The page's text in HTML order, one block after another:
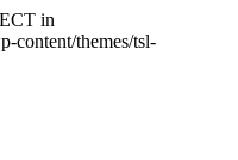
in
content/themes/tsl-